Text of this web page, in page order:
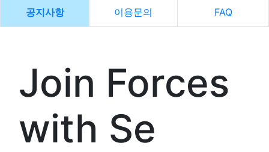
공지사항 이용문의 FAQ
Join Forces
with Se